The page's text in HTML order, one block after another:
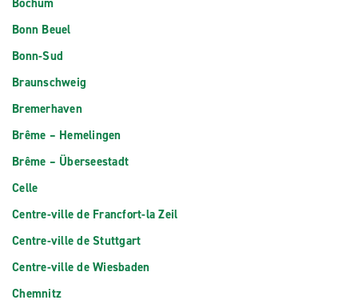
Bonn Beuel
Bonn-Sud
Braunschweig
Bremerhaven
Brême – Hemelingen
Brême – Überseestadt
Celle
Centre-ville de Francfort-la Zeil
Centre-ville de Stuttgart
Centre-ville de Wiesbaden
Chemnitz